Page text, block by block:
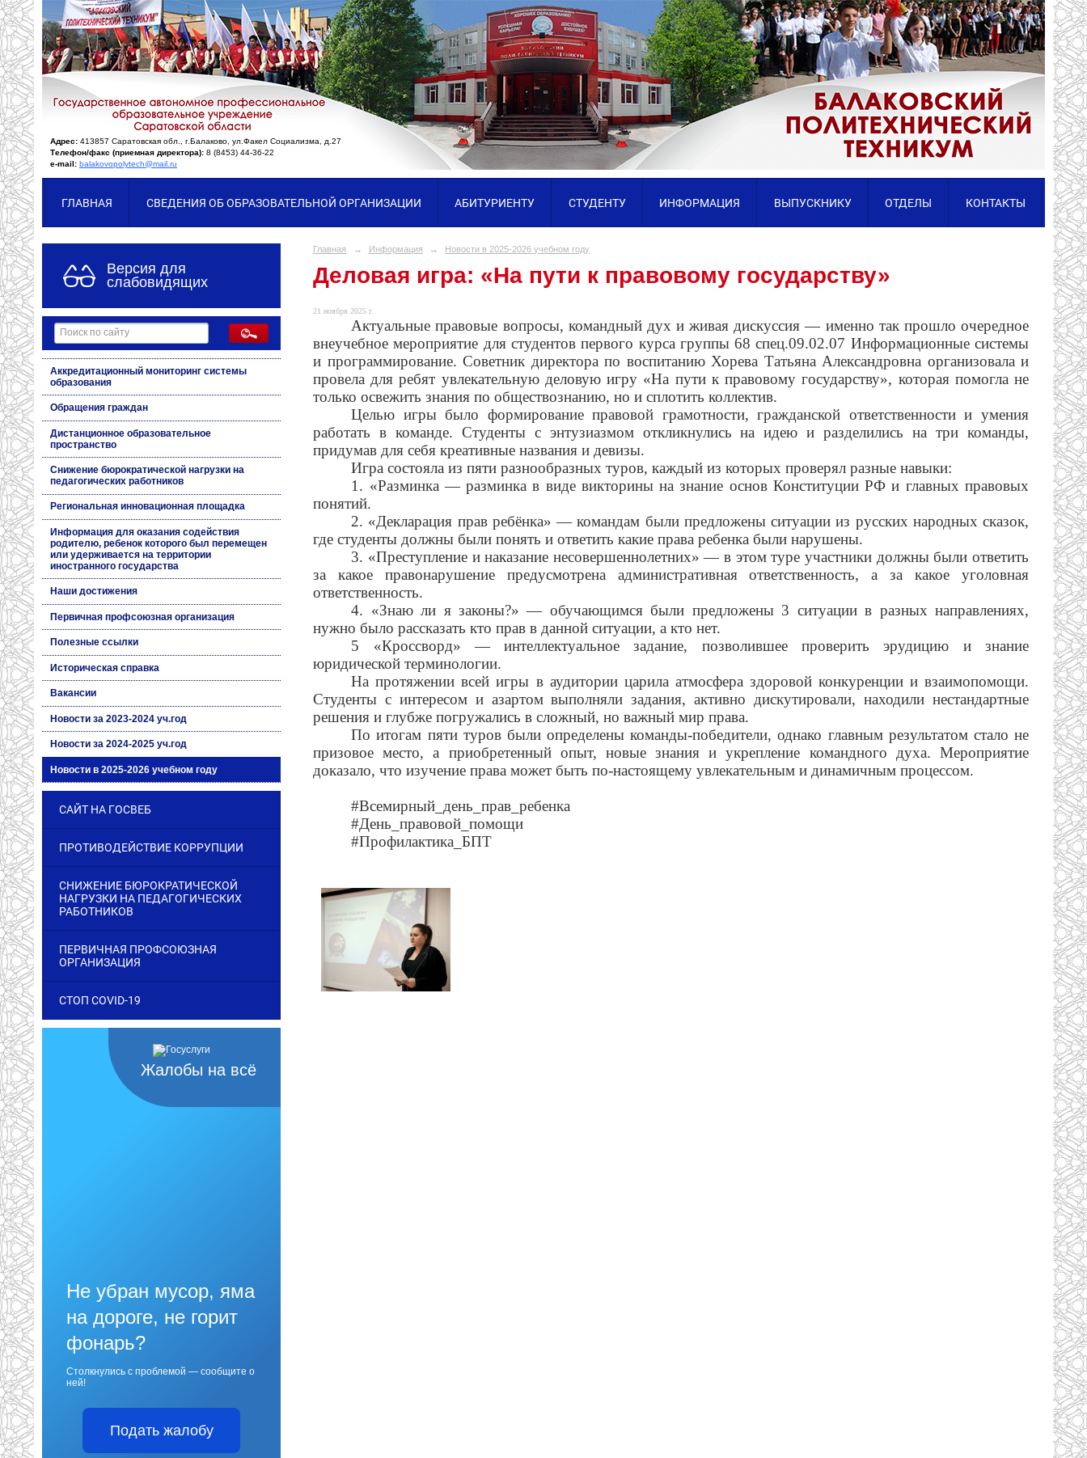
Адрес: 413857 Саратовская обл., г.Балаково, ул.Факел Социализма, д.27
Телефон/факс (приемная директора): 8 (8453) 44-36-22
e-mail: balakovopolytech@mail.ru
ГЛАВНАЯ СВЕДЕНИЯ ОБ ОБРАЗОВАТЕЛЬНОЙ ОРГАНИЗАЦИИ АБИТУРИЕНТУ СТУДЕНТУ ИНФОРМАЦИЯ ВЫПУСКНИКУ ОТДЕЛЫ КОНТАКТЫ
Версия для
слабовидящих
Аккредитационный мониторинг системы
образования
Обращения граждан
Дистанционное образовательное
пространство
Снижение бюрократической нагрузки на
педагогических работников
Региональная инновационная площадка
Информация для оказания содействия
родителю, ребенок которого был перемещен
или удерживается на территории
иностранного государства
Наши достижения
Первичная профсоюзная организация
Полезные ссылки
Историческая справка
Вакансии
Новости за 2023-2024 уч.год
Новости за 2024-2025 уч.год
Новости в 2025-2026 учебном году
САЙТ НА ГОСВЕБ
ПРОТИВОДЕЙСТВИЕ КОРРУПЦИИ
СНИЖЕНИЕ БЮРОКРАТИЧЕСКОЙ
НАГРУЗКИ НА ПЕДАГОГИЧЕСКИХ
РАБОТНИКОВ
ПЕРВИЧНАЯ ПРОФСОЮЗНАЯ
ОРГАНИЗАЦИЯ
СТОП COVID-19
Жалобы на всё
Не убран мусор, яма
на дороге, не горит
фонарь?
Столкнулись с проблемой — сообщите о
ней!
Подать жалобу
Главная → Информация → Новости в 2025-2026 учебном году
Деловая игра: «На пути к правовому государству»
21 ноября 2025 г.
Актуальные правовые вопросы, командный дух и живая дискуссия — именно так прошло очередное
внеучебное мероприятие для студентов первого курса группы 68 спец.09.02.07 Информационные системы
и программирование. Советник директора по воспитанию Хорева Татьяна Александровна организовала и
провела для ребят увлекательную деловую игру «На пути к правовому государству», которая помогла не
только освежить знания по обществознанию, но и сплотить коллектив.
Целью игры было формирование правовой грамотности, гражданской ответственности и умения
работать в команде. Студенты с энтузиазмом откликнулись на идею и разделились на три команды,
придумав для себя креативные названия и девизы.
Игра состояла из пяти разнообразных туров, каждый из которых проверял разные навыки:
1. «Разминка — разминка в виде викторины на знание основ Конституции РФ и главных правовых
понятий.
2. «Декларация прав ребёнка» — командам были предложены ситуации из русских народных сказок,
где студенты должны были понять и ответить какие права ребенка были нарушены.
3. «Преступление и наказание несовершеннолетних» — в этом туре участники должны были ответить
за какое правонарушение предусмотрена административная ответственность, а за какое уголовная
ответственность.
4. «Знаю ли я законы?» — обучающимся были предложены 3 ситуации в разных направлениях,
нужно было рассказать кто прав в данной ситуации, а кто нет.
5 «Кроссворд» — интеллектуальное задание, позволившее проверить эрудицию и знание
юридической терминологии.
На протяжении всей игры в аудитории царила атмосфера здоровой конкуренции и взаимопомощи.
Студенты с интересом и азартом выполняли задания, активно дискутировали, находили нестандартные
решения и глубже погружались в сложный, но важный мир права.
По итогам пяти туров были определены команды-победители, однако главным результатом стало не
призовое место, а приобретенный опыт, новые знания и укрепление командного духа. Мероприятие
доказало, что изучение права может быть по-настоящему увлекательным и динамичным процессом.
#Всемирный_день_прав_ребенка
#День_правовой_помощи
#Профилактика_БПТ